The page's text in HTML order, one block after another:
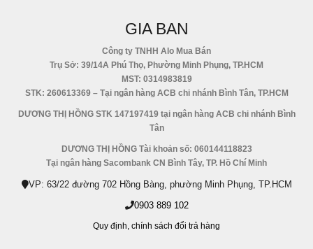
GIA BAN
Công ty TNHH Alo Mua Bán
Trụ Sở: 39/14A Phú Thọ, Phường Minh Phụng, TP.HCM
MST: 0314983819
STK: 260613369 – Tại ngân hàng ACB chi nhánh Bình Tân, TP.HCM
DƯƠNG THỊ HỒNG STK 147197419 tại ngân hàng ACB chi nhánh Bình
Tân
DƯƠNG THỊ HỒNG Tài khoản số: 060144118823
Tại ngân hàng Sacombank CN Bình Tây, TP. Hồ Chí Minh
VP: 63/22 đường 702 Hồng Bàng, phường Minh Phụng, TP.HCM
0903 889 102
Quy định, chính sách đổi trả hàng